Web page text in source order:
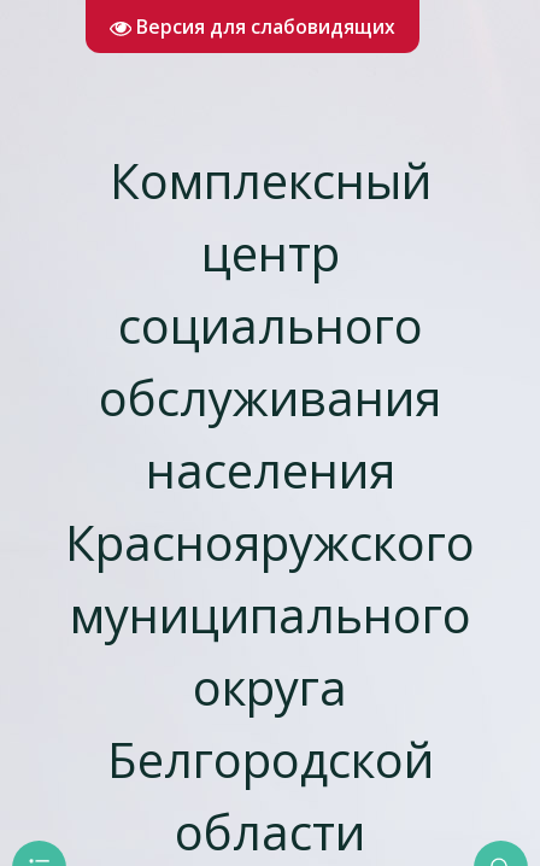
Версия для слабовидящих
Комплексный
центр
социального
обслуживания
населения
Краснояружcкого
муниципального
округа
Белгородской
области